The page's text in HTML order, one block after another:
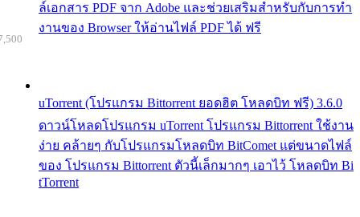
ล์เอกสาร PDF จาก Adobe และช่วยเสริมสำหรับกับการทำ
งานของ Browser ให้อ่านไฟล์ PDF ได้ ฟรี
uTorrent (โปรแกรม Bittorrent ยอดฮิต โหลดบิท ฟรี) 3.6.0
ดาวน์โหลดโปรแกรม uTorrent โปรแกรม Bittorrent ใช้งาน
ง่าย คล้ายๆ กับโปรแกรมโหลดบิท BitComet แต่ขนาดไฟล์
ของ โปรแกรม Bittorrent ตัวนี้เล็กมากๆ เอาไว้ โหลดบิท Bi
tTorrent